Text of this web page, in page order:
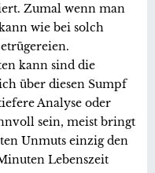
Zumal wenn man
wie bei solch
kann sind die
über diesen Sumpf
Analyse oder
sein, meist bringt
Unmuts einzig den
Lebenszeit